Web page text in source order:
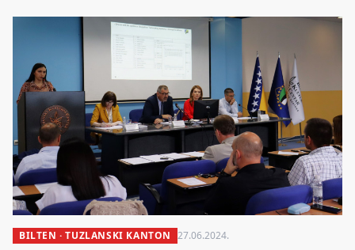
BILTEN · TUZLANSKI KANTON 27.06.2024.